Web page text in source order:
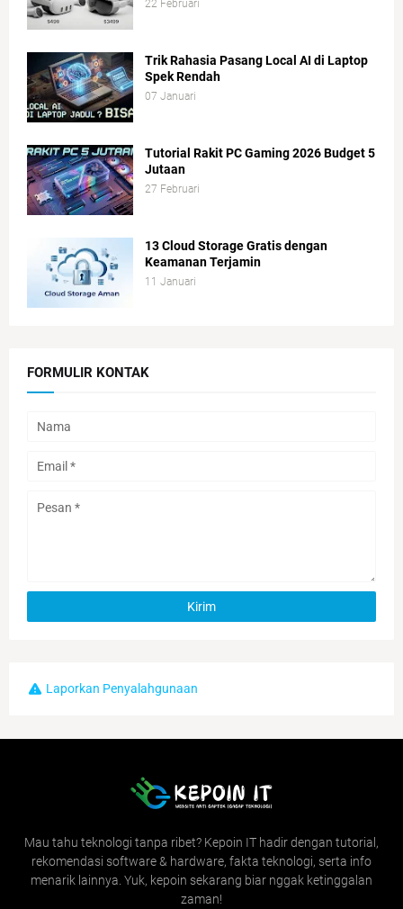
22 Februari
Trik Rahasia Pasang Local AI di Laptop
Spek Rendah
07 Januari
Tutorial Rakit PC Gaming 2026 Budget 5
Jutaan
27 Februari
13 Cloud Storage Gratis dengan
Keamanan Terjamin
11 Januari
FORMULIR KONTAK
Laporkan Penyalahgunaan
Mau tahu teknologi tanpa ribet? Kepoin IT hadir dengan tutorial,
rekomendasi software & hardware, fakta teknologi, serta info
menarik lainnya. Yuk, kepoin sekarang biar nggak ketinggalan
zaman!